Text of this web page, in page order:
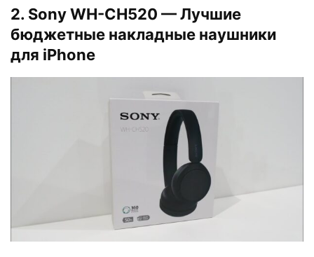
2. Sony WH-CH520 — Лучшие
бюджетные накладные наушники
для iPhone